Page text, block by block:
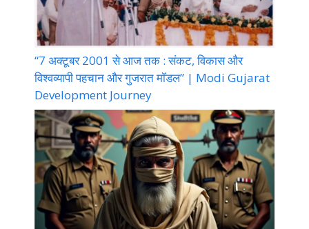
“7 अक्टूबर 2001 से आज तक : संकट, विकास और
विश्वव्यापी पहचान और गुजरात मॉडल” | Modi Gujarat
Development Journey